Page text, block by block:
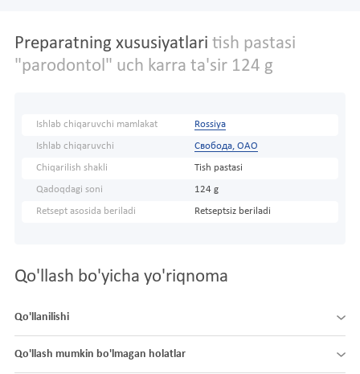
Preparatning xususiyatlari tish pastasi
"parodontol" uch karra ta'sir 124 g
Ishlab chiqaruvchi mamlakat Rossiya
Ishlab chiqaruvchi Свобода, ОАО
Chiqarilish shakli Tish pastasi
Qadoqdagi soni 124 g
Retsept asosida beriladi Retseptsiz beriladi
Qo'llash bo'yicha yo'riqnoma
Qo'llanilishi
Qo'llash mumkin bo'lmagan holatlar